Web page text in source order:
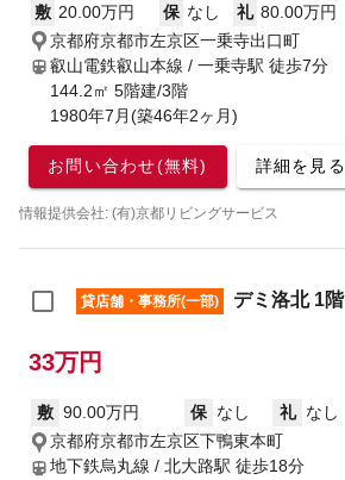
敷 20.00万円 保 なし 礼 80.00万円
京都府京都市左京区一乗寺出口町
叡山電鉄叡山本線 / 一乗寺駅 徒歩7分
144.2㎡ 5階建/3階
1980年7月(築46年2ヶ月)
お問い合わせ(無料) 詳細を見る
情報提供会社: (有)京都リビングサービス
貸店舗・事務所(一部) デミ洛北 1階
33万円
敷 90.00万円 保 なし 礼 なし
京都府京都市左京区下鴨東本町
地下鉄烏丸線 / 北大路駅 徒歩18分